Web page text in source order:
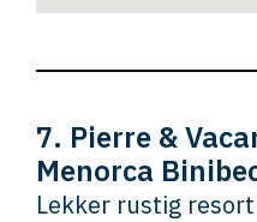
7. Pierre &
Menorca
Lekker rustig